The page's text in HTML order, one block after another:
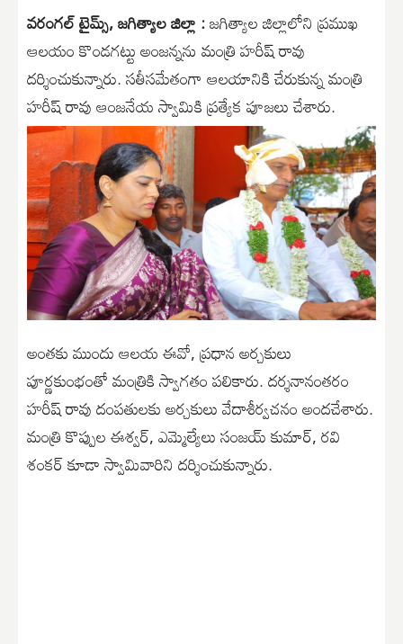
వరంగల్ టైమ్స్, జగిత్యాల జిల్లా :జగిత్యాల జిల్లాలోని ప్రముఖ
ఆలయం కొండగట్టు అంజన్నను మంత్రి హరీష్ రావు
దర్శించుకున్నారు. సతీసమేతంగా ఆలయానికి చేరుకున్న మంత్రి
హరీష్ రావు ఆంజనేయ స్వామికి ప్రత్యేక పూజలు చేశారు.
అంతకు ముందు ఆలయ ఈవో, ప్రధాన అర్చకులు
పూర్ణకుంభంతో మంత్రికి స్వాగతం పలికారు. దర్శనానంతరం
హరీష్ రావు దంపతులకు అర్చకులు వేదాశీర్వచనం అందచేశారు.
మంత్రి కొప్పుల ఈశ్వర్, ఎమ్మెల్యేలు సంజయ్ కుమార్, రవి
శంకర్ కూడా స్వామివారిని దర్శించుకున్నారు.